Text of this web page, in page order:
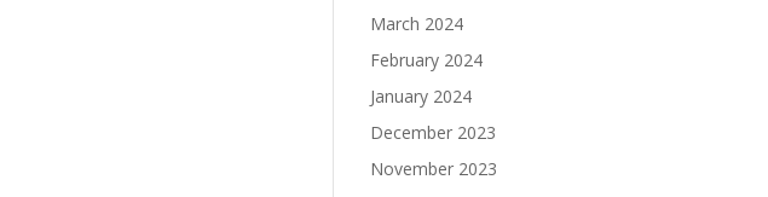
March 2024
February 2024
January 2024
December 2023
November 2023